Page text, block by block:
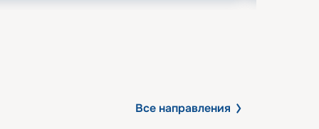
Все направления